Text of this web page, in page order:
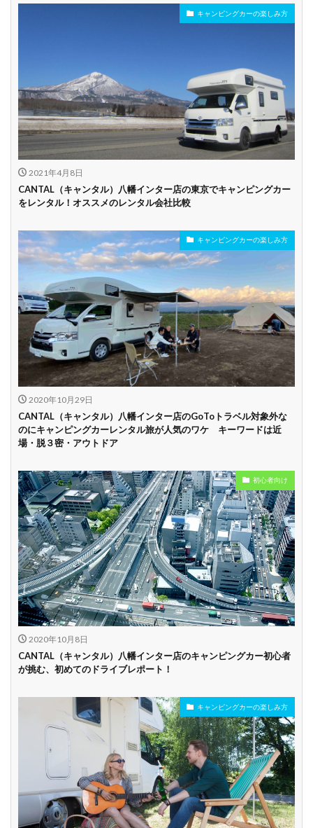
駅配車あり 多言語対応 年末年始営業
配車サービスあり
マイカー預かりあ
り
カード支払い可
ビジネス利用 カップル向き ファミリー向き
貸し出しオプショ
ン充実
新車多数あり
試乗プラン有り
キャンペーン開催
中
長期割引
学割 早割
キャンピングカーの楽しみ方
2021年4月8日
CANTAL（キャンタル）八幡インター店の東京でキャンピングカー
をレンタル！オススメのレンタル会社比較
キャンピングカーの楽しみ方
2020年10月29日
CANTAL（キャンタル）八幡インター店のGoToトラベル対象外な
のにキャンピングカーレンタル旅が人気のワケ キーワードは近
場・脱３密・アウトドア
初心者向け
2020年10月8日
CANTAL（キャンタル）八幡インター店のキャンピングカー初心者
が挑む、初めてのドライブレポート！
キャンピングカーの楽しみ方